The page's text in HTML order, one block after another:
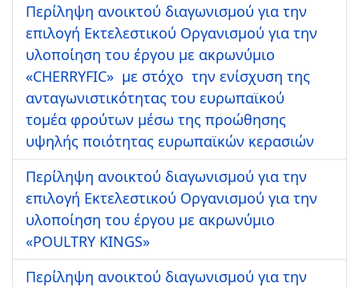
Περίληψη ανοικτού διαγωνισμού για την
επιλογή Εκτελεστικού Οργανισμού για την
υλοποίηση του έργου με ακρωνύμιο
«CHERRYFIC» με στόχο την ενίσχυση της
ανταγωνιστικότητας του ευρωπαϊκού
τομέα φρούτων μέσω της προώθησης
υψηλής ποιότητας ευρωπαϊκών κερασιών
Περίληψη ανοικτού διαγωνισμού για την
επιλογή Εκτελεστικού Οργανισμού για την
υλοποίηση του έργου με ακρωνύμιο
«POULTRY KINGS»
Περίληψη ανοικτού διαγωνισμού για την